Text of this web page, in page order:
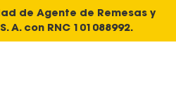
de Agente de Remesas y
A. con RNC 101088992.